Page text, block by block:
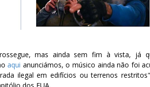
mas ainda sem fim à vista, já
aqui anunciámos, o músico ainda não foi
ilegal em edifícios ou terrenos